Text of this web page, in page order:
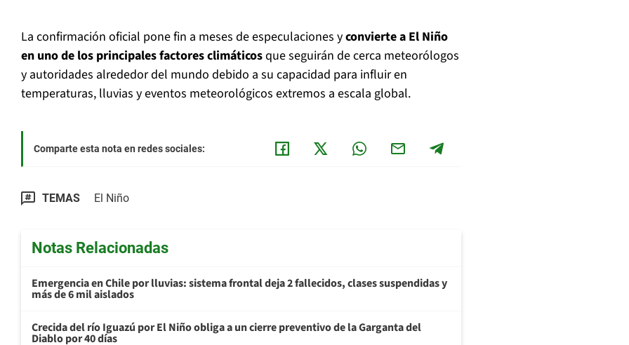
La confirmación oficial pone fin a meses de especulaciones yconvierte a El Niño
en uno de los principales factores climáticosque seguirán de cerca meteorólogos
y autoridades alrededor del mundo debido a su capacidad para influir en
temperaturas, lluvias y eventos meteorológicos extremos a escala global.
Comparte esta nota en redes sociales:
TEMAS El Niño
Notas Relacionadas
Emergencia en Chile por lluvias: sistema frontal deja 2 fallecidos, clases suspendidas y
más de 6 mil aislados
Crecida del río Iguazú por El Niño obliga a un cierre preventivo de la Garganta del
Diablo por 40 días